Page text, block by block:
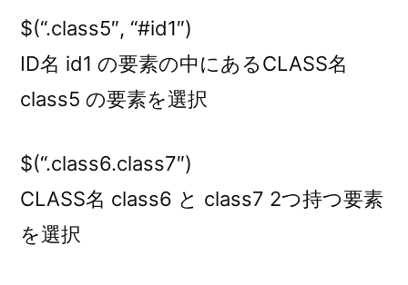
$(“.class5″, “#id1″)
ID名 id1 の要素の中にあるCLASS名
class5 の要素を選択
$(“.class6.class7″)
CLASS名 class6 と class7 2つ持つ要素
を選択